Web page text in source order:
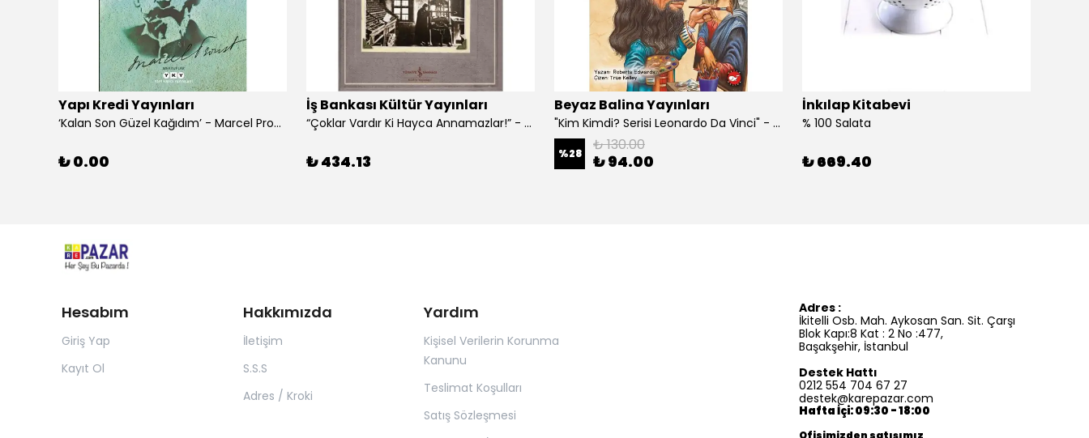
Yapı Kredi Yayınları
‘Kalan Son Güzel Kağıdım’ - Marcel Proust
₺ 0.00
İş Bankası Kültür Yayınları
“Çoklar Vardır Ki Hayca Annamazlar!” - Gazanfer İbar
₺ 434.13
Beyaz Balina Yayınları
"Kim Kimdi? Serisi Leonardo Da Vinci" - Roberta Edwards
%28 ₺ 130.00
₺ 94.00
İnkılap Kitabevi
% 100 Salata
₺ 669.40
Hesabım
Giriş Yap
Kayıt Ol
Hakkımızda
İletişim
S.S.S
Adres / Kroki
Yardım
Kişisel Verilerin Korunma
Kanunu
Teslimat Koşulları
Satış Sözleşmesi
Adres :
İkitelli Osb. Mah. Aykosan San. Sit. Çarşı
Blok Kapı:8 Kat : 2 No :477,
Başakşehir, İstanbul
Destek Hattı
0212 554 704 67 27
destek@karepazar.com
Hafta İçi: 09:30 - 18:00
Ofisimizden satışımız